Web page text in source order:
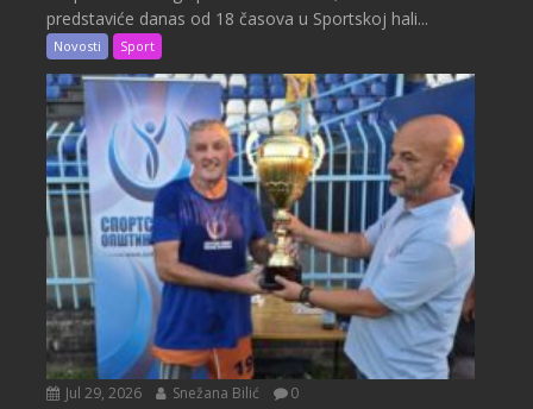
predstaviće danas od 18 časova u Sportskoj hali...
Novosti Sport
Jul 29, 2026 Snežana Bilić 0